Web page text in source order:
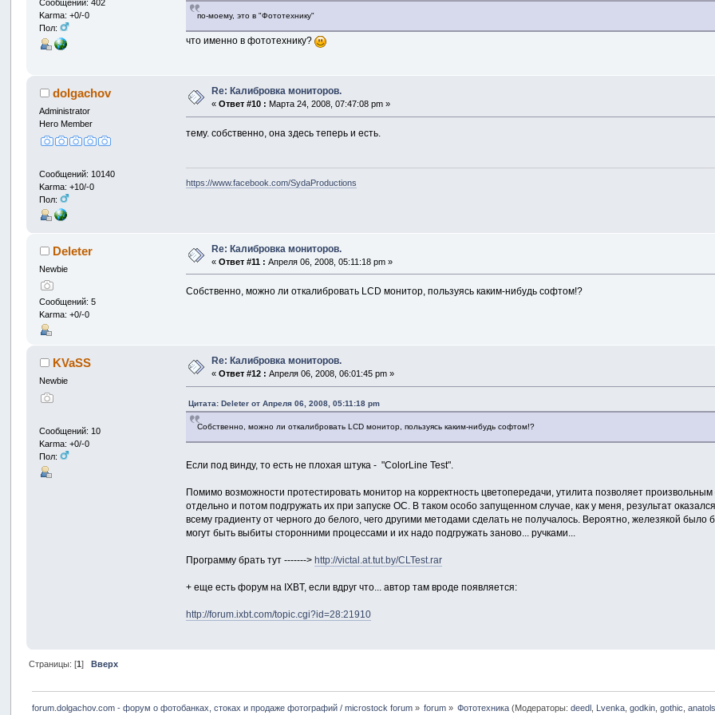
Сообщений: 402
Karma: +0/-0
Пол:
по-моему, это в "Фототехнику"
что именно в фототехнику?
dolgachov
Administrator
Hero Member
Сообщений: 10140
Karma: +10/-0
Пол:
Re: Калибровка мониторов.
«Ответ #10 : Марта 24, 2008, 07:47:08 pm »
тему. собственно, она здесь теперь и есть.
https://www.facebook.com/SydaProductions
Deleter
Newbie
Сообщений: 5
Karma: +0/-0
Re: Калибровка мониторов.
«Ответ #11 : Апреля 06, 2008, 05:11:18 pm »
Собственно, можно ли откалибровать LCD монитор, пользуясь каким-нибудь софтом!?
KVaSS
Newbie
Сообщений: 10
Karma: +0/-0
Пол:
Re: Калибровка мониторов.
«Ответ #12 : Апреля 06, 2008, 06:01:45 pm »
Цитата: Deleter от Апреля 06, 2008, 05:11:18 pm
Собственно, можно ли откалибровать LCD монитор, пользуясь каким-нибудь софтом!?
Если под винду, то есть не плохая штука - "ColorLine Test".
Помимо возможности протестировать монитор на корректность цветопередачи, утилита позволяет
отдельно и потом подгружать их при запуске ОС. В таком особо запущенном случае, как у меня, результат
всему градиенту от черного до белого, чего другими методами сделать не получалось. Вероятно, железякой
могут быть выбиты сторонними процессами и их надо подгружать заново... ручками...
Программу брать тут -------> http://victal.at.tut.by/CLTest.rar
+ еще есть форум на IXBT, если вдруг что... автор там вроде появляется:
http://forum.ixbt.com/topic.cgi?id=28:21910
Страницы: [1] Вверх
forum.dolgachov.com - форум о фотобанках, стоках и продаже фотографий / microstock forum» forum » Фототехника (Модераторы:deedl Lvenka ,godkin ,gothic ,anatols